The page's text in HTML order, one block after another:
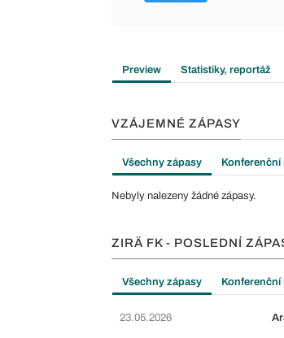
Preview Statistiky, reportáž
VZÁJEMNÉ ZÁPASY
Všechny zápasy Konferenční
Nebyly nalezeny žádné zápasy.
ZIRÄ FK - POSLEDNÍ
Všechny zápasy Konferenční
23.05.2026